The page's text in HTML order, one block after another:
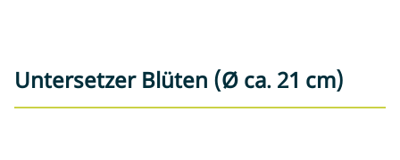
Untersetzer Blüten (Ø ca. 21 cm)